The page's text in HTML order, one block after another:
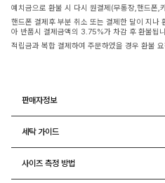
예치금으로 환불 시 다시 원결제(무통장,핸드폰,
핸드폰 결제후 부분 취소 또는 결제한 달이 지나
아 반품시 결제금액의 3.75%가 차감 후 환불됩
적립금과 복합 결제하여 주문하였을 경우 환불
판매자정보
세탁 가이드
사이즈 측정 방법